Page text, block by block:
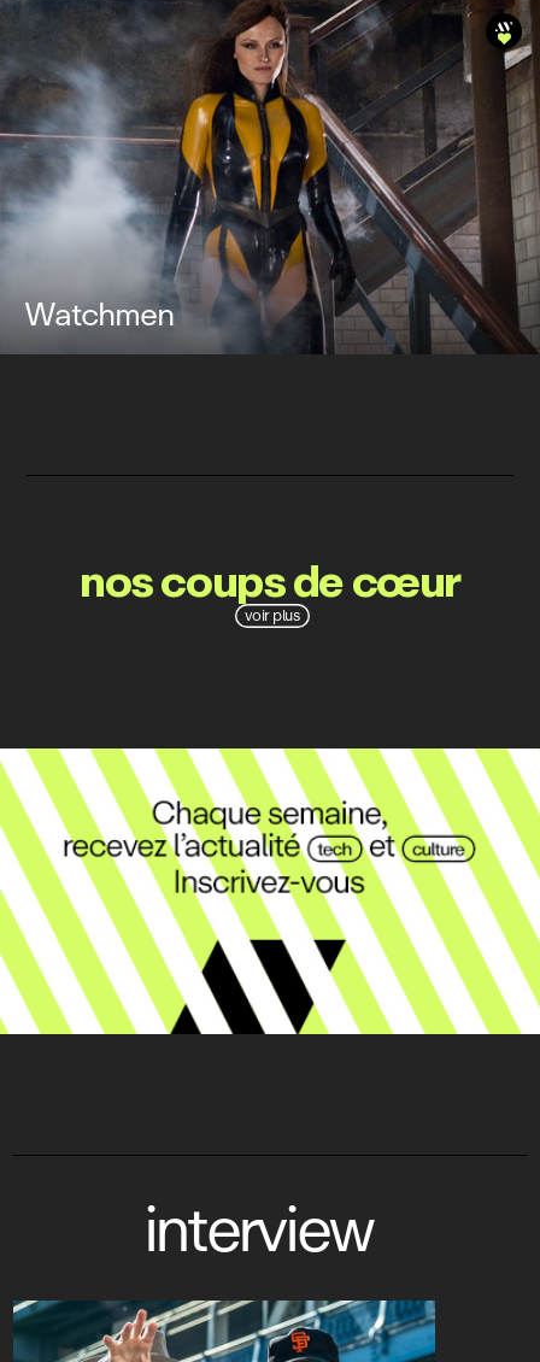
Watchmen
voir plus
nos coups de cœur
interview